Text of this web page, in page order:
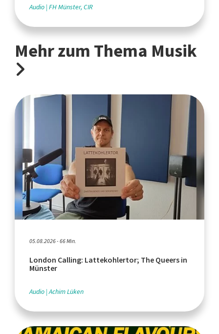
Audio FH Münster, CIR
Mehr zum Thema Musik
05.08.2026 - 66 Min.
London Calling: Lattekohlertor; The Queers in
Münster
Audio Achim Lüken